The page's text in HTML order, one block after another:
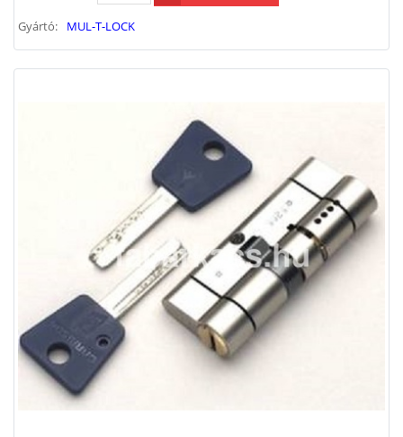
Gyártó: MUL-T-LOCK